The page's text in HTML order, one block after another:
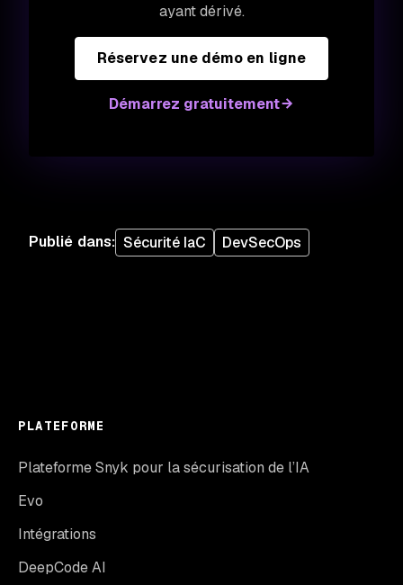
ayant dérivé.
Réservez une démo en ligne
Démarrez gratuitement
Publié dans: Sécurité IaC DevSecOps
PLATEFORME
Plateforme Snyk pour la sécurisation de l’IA
Evo
Intégrations
DeepCode AI